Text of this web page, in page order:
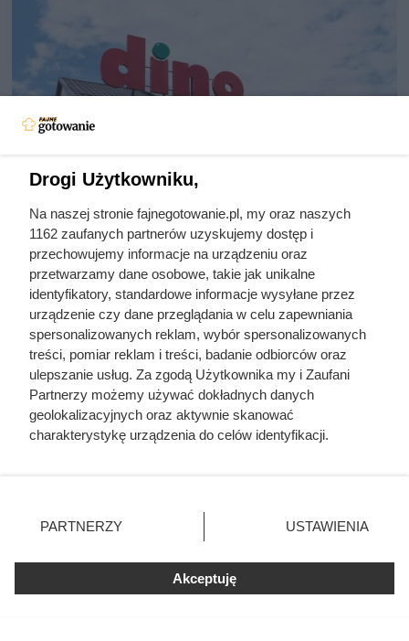
Pożywny obiad za mniej niż 8 zł –
wystarczy dla dwóch osób
Flaki wołowe w promocji w Dino za mniej niż 8 zł. Sprawdź
szczegóły atrakcyjnej oferty i dowiedz się, do kiedy jest
ważna.
Fajne Gotowanie
Inne serwisy Grupy KB.pl
Informacje prawne
Drogi Użytkowniku,
Na naszej stronie fajnegotowanie.pl, my oraz naszych
1162 zaufanych partnerów uzyskujemy dostęp i
przechowujemy informacje na urządzeniu oraz
przetwarzamy dane osobowe, takie jak unikalne
identyfikatory, standardowe informacje wysyłane przez
urządzenie czy dane przeglądania w celu zapewniania
spersonalizowanych reklam, wybór spersonalizowanych
treści, pomiar reklam i treści, badanie odbiorców oraz
ulepszanie usług. Za zgodą Użytkownika my i Zaufani
Partnerzy możemy używać dokładnych danych
geolokalizacyjnych oraz aktywnie skanować
charakterystykę urządzenia do celów identyfikacji.
zmienić/wycofać klikając przycisk ustawień prywatności
znajdujący się w lewym dolnym rogu strony
rodzaje przetwarzania danych nie wymagają zgody
użytkownika, ale masz prawo sprzeciwić się takiemu
przetwarzaniu. Preferencje będą miały zastosowania tylko
PARTNERZY USTAWIENIA
Akceptuję